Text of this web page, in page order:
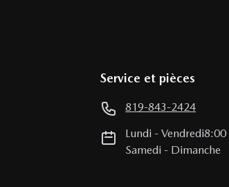
Service et pièces
819-843-2424
Lundi -Vendredi8:00
Samedi - Dimanche